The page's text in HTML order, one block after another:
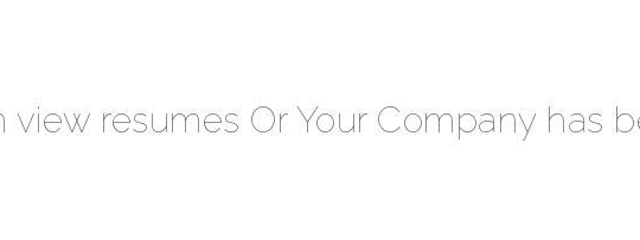
resumes Or Your Company has